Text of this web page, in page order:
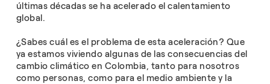
últimas décadas se ha acelerado el calentamiento
global.
¿Sabes cuál es el problema de esta aceleración? Que
ya estamos viviendo algunas de las consecuencias del
cambio climático en Colombia, tanto para nosotros
como personas, como para el medio ambiente y la